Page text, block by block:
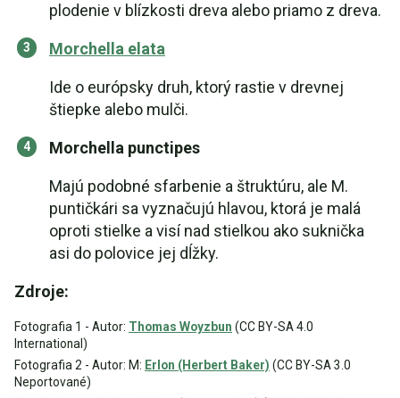
plodenie v blízkosti dreva alebo priamo z dreva.
Morchella elata
Ide o európsky druh, ktorý rastie v drevnej
štiepke alebo mulči.
Morchella punctipes
Majú podobné sfarbenie a štruktúru, ale M.
puntičkári sa vyznačujú hlavou, ktorá je malá
oproti stielke a visí nad stielkou ako suknička
asi do polovice jej dĺžky.
Zdroje:
Fotografia 1 - Autor: Thomas Woyzbun (CC BY-SA 4.0
International)
Fotografia 2 - Autor: M: Erlon (Herbert Baker) (CC BY-SA 3.0
Neportované)